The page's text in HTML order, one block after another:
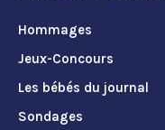
Hommages
Jeux-Concours
Les bébés du journal
Sondages